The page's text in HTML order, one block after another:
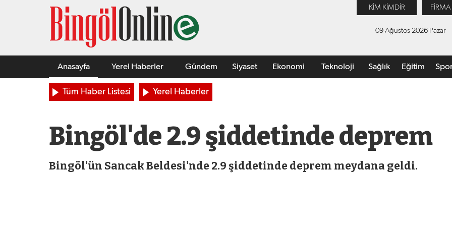
KİM KİMDİR FİRMA
09 Ağustos 2026 Pazar
Anasayfa Yerel Haberler Gündem Siyaset Ekonomi Teknoloji Sağlık Eğitim
Tüm Haber Listesi Yerel Haberler
Bingöl'de 2.9 şiddetinde deprem
Bingöl'ün Sancak Beldesi'nde 2.9 şiddetinde deprem meydana geldi.